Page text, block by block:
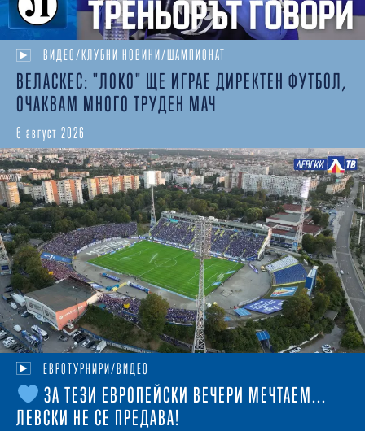
ВИДЕО/КЛУБНИ НОВИНИ/ШАМПИОНАТ
ВЕЛАСКЕС: "ЛОКО" ЩЕ ИГРАЕ ДИРЕКТЕН ФУТБОЛ,
ОЧАКВАМ МНОГО ТРУДЕН МАЧ
6 август 2026
ЕВРОТУРНИРИ/ВИДЕО
ЗА ТЕЗИ ЕВРОПЕЙСКИ ВЕЧЕРИ МЕЧТАЕМ...
ЛЕВСКИ НЕ СЕ ПРЕДАВА!